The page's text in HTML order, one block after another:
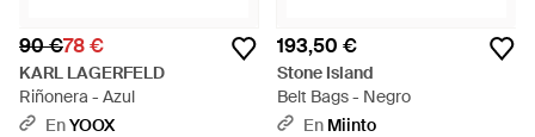
90 €78 €
KARL LAGERFELD
Riñonera - Azul
EnYOOX
193,50 €
Stone Island
Belt Bags - Negro
En Miinto